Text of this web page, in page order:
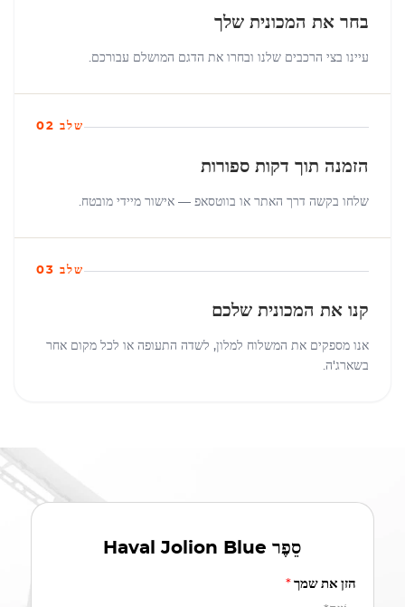
בחר את המכונית שלך
עיינו בצי הרכבים שלנו ובחרו את הדגם המושלם עבורכם.
שלב 02
הזמנה תוך דקות ספורות
שלחו בקשה דרך האתר או בווטסאפ — אישור מיידי מובטח.
שלב 03
קנו את המכונית שלכם
אנו מספקים את המשלוח למלון, לשדה התעופה או לכל מקום אחר
בשארג'ה.
סֵפֶר Haval Jolion Blue
הזן את שמך*